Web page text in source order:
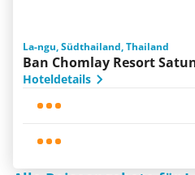
La-ngu, Südthailand, Thailand
Ban Chomlay Resort
Hoteldetails